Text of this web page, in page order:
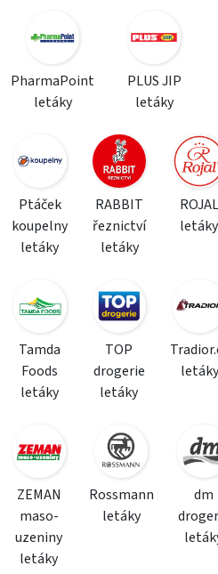
PharmaPoint
letáky
PLUS JIP
letáky
Ptáček
koupelny
letáky
RABBIT
řeznictví
letáky
ROJAL
letáky
Tamda
Foods
letáky
TOP
drogerie
letáky
letáky
ZEMAN
maso-
uzeniny
letáky
Rossmann
letáky
dm